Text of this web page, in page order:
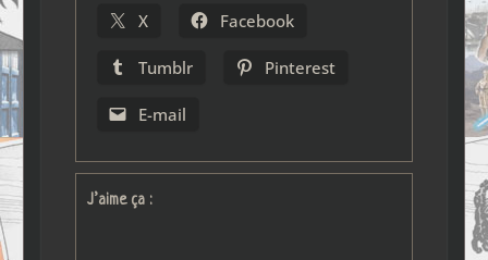
X Facebook
Tumblr Pinterest
E-mail
J’aime ça :